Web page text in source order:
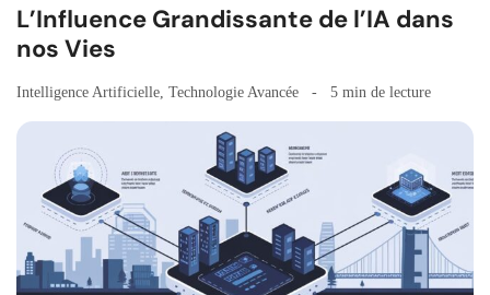
L’Influence Grandissante de l’IA dans
nos Vies
Intelligence Artificielle, Technologie Avancée 5 min de lecture